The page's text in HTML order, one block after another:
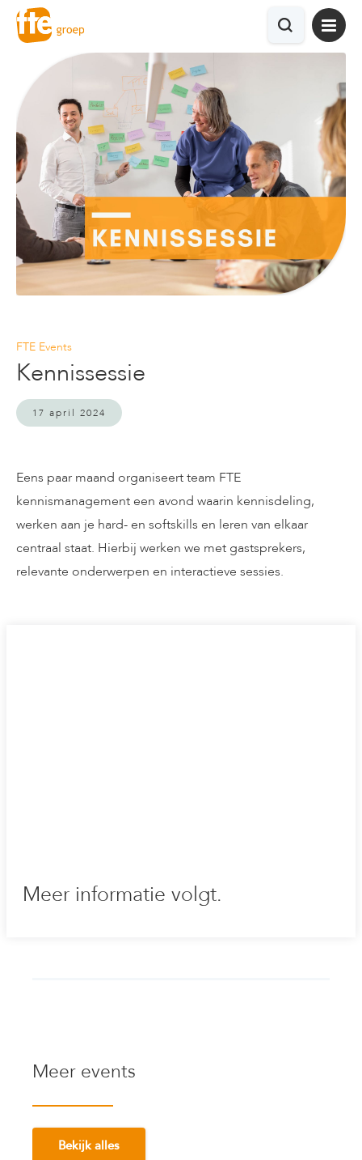
FTE Events
Kennissessie
17 april 2024
Eens paar maand organiseert team FTE
kennismanagement een avond waarin kennisdeling,
werken aan je hard- en softskills en leren van elkaar
centraal staat. Hierbij werken we met gastsprekers,
relevante onderwerpen en interactieve sessies.
Meer informatie volgt.
Meer events
Bekijk alles